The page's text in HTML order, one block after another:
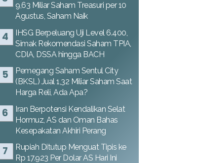
9,63 Miliar Saham Treasuri per 10
Agustus, Saham Naik
IHSG Berpeluang Uji Level 6.400,
Simak Rekomendasi Saham TPIA,
CDIA, DSSA hingga BACH
Pemegang Saham Sentul City
(BKSL) Jual 1,32 Miliar Saham Saat
Harga Reli, Ada Apa?
Iran Berpotensi Kendalikan Selat
Hormuz, AS dan Oman Bahas
Kesepakatan Akhiri Perang
Rupiah Ditutup Menguat Tipis ke
Rp 17.923 Per Dolar AS Hari Ini